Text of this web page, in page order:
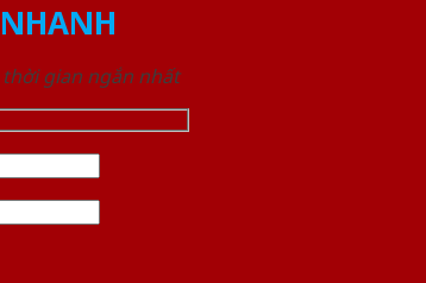
gian ngắn nhất